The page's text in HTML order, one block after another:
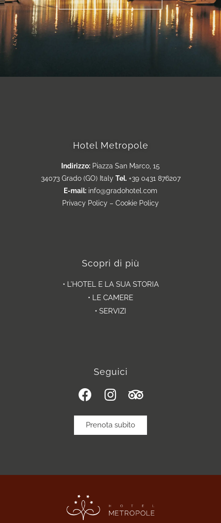
Hotel Metropole
Indirizzo: Piazza San Marco, 15
34073 Grado (GO) Italy Tel. +39 0431 876207
E-mail: info@gradohotel.com
Privacy Policy – Cookie Policy
Scopri di più
• L’HOTEL E LA SUA STORIA
• LE CAMERE
• SERVIZI
Seguici
Prenota subito